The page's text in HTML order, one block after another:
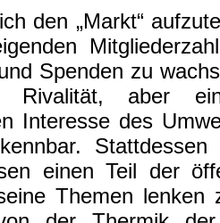
den „Markt“
Spenden zu
Rivalität, aber
Interesse des
einen Teil der
Themen lenken